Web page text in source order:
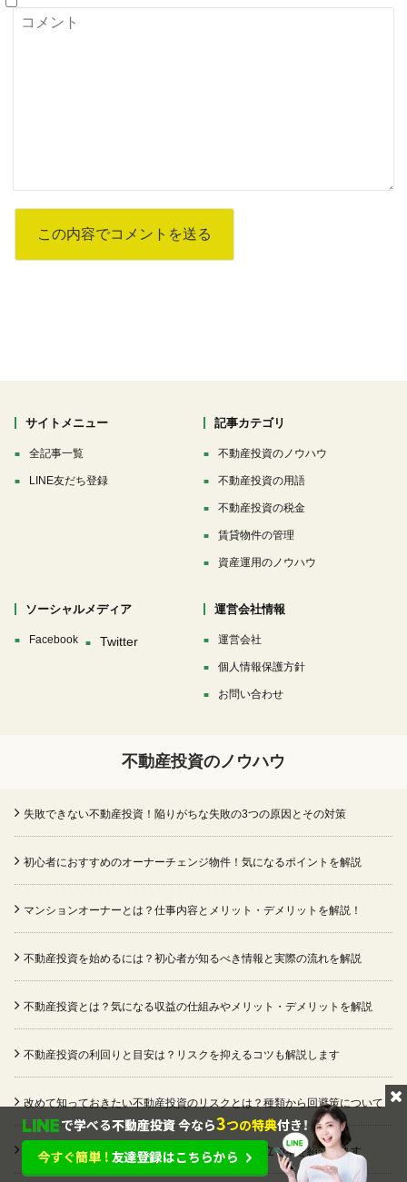
サイトメニュー
全記事一覧
LINE友だち登録
記事カテゴリ
不動産投資のノウハウ
不動産投資の用語
不動産投資の税金
賃貸物件の管理
資産運用のノウハウ
ソーシャルメディア
Facebook
運営会社情報
運営会社
個人情報保護方針
お問い合わせ
不動産投資のノウハウ
失敗できない不動産投資！陥りがちな失敗の3つの原因とその対策
初心者におすすめのオーナーチェンジ物件！気になるポイントを解説
マンションオーナーとは？仕事内容とメリット・デメリットを解説！
不動産投資を始めるには？初心者が知るべき情報と実際の流れを解説
不動産投資とは？気になる収益の仕組みやメリット・デメリットを解説
不動産投資の利回りと目安は？リスクを抑えるコツも解説します
改めて知っておきたい不動産投資のリスクとは？種類から回避策について
不動産投資の本を厳選！不動産会社員が実務に役立つ本を紹介します